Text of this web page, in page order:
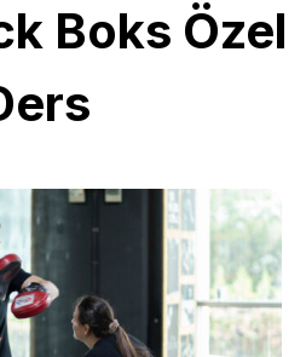
Boks Özel